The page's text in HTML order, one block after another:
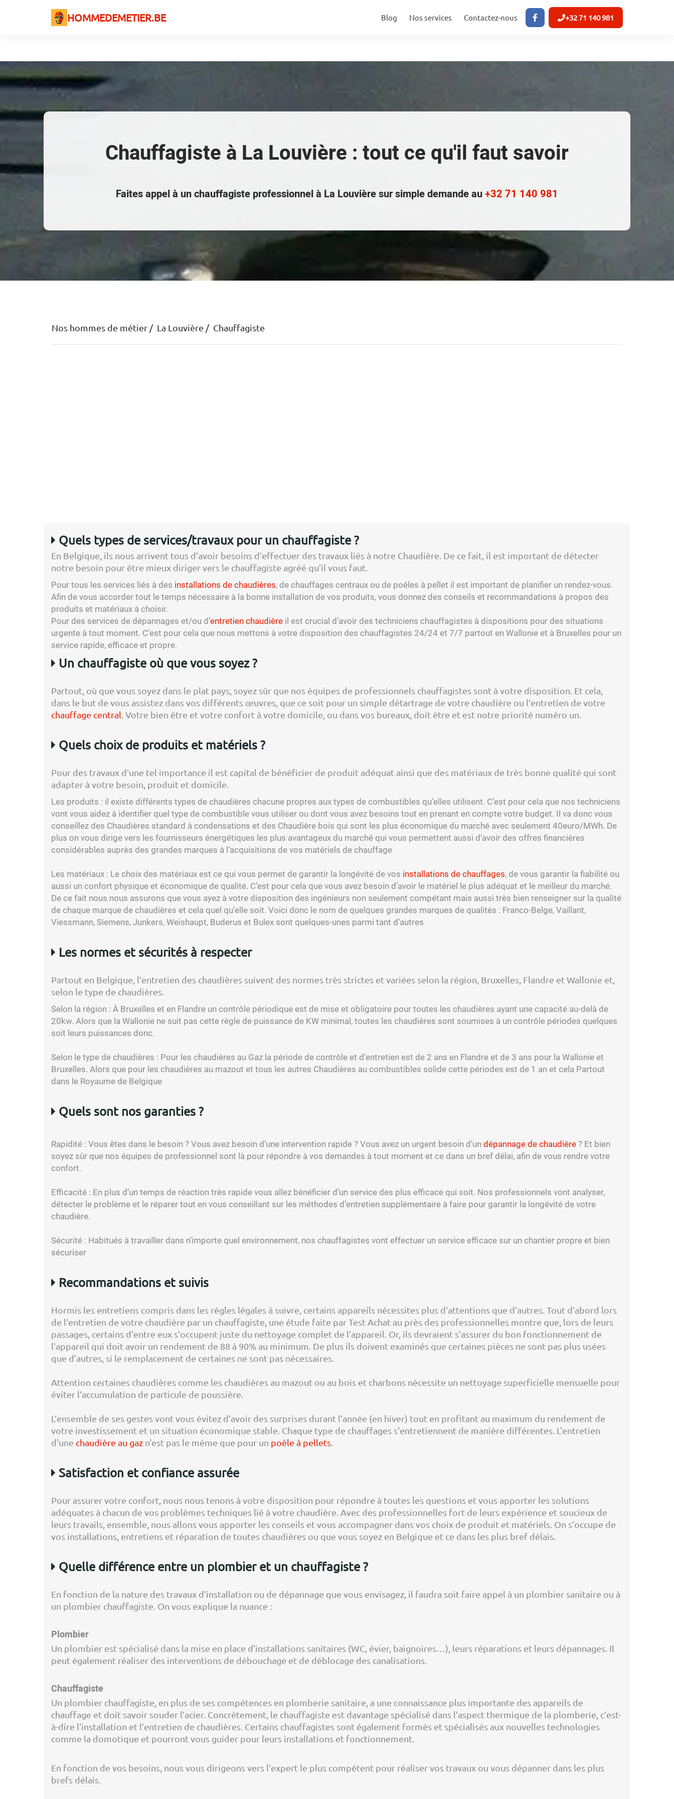
HOMMEDEMETIER.BE Blog Nos services Contactez-nous +32 71 140 981
Chauffagiste à La Louvière : tout ce qu'il faut savoir
Faites appel à un chauffagiste professionnel à La Louvière sur simple demande au+32 71 140 981
Nos hommes de métier La Louvière Chauffagiste
Quels types de services/travaux pour un chauffagiste ?
En Belgique, ils nous arrivent tous d’avoir besoins d’effectuer des travaux liés à notre Chaudière. De ce fait, il est important de détecter
notre besoin pour être mieux diriger vers le chauffagiste agréé qu’il vous faut.
Pour tous les services liés à des installations de chaudières, de chauffages centraux ou de poêles à pellet il est important de planifier un rendez-vous.
Afin de vous accorder tout le temps nécessaire à la bonne installation de vos produits, vous donnez des conseils et recommandations à propos des
produits et matériaux à choisir.
Pour des services de dépannages et/ou d’entretien chaudière il est crucial d’avoir des techniciens chauffagistes à dispositions pour des situations
urgente à tout moment. C’est pour cela que nous mettons à votre disposition des chauffagistes 24/24 et 7/7 partout en Wallonie et à Bruxelles pour un
service rapide, efficace et propre.
Un chauffagiste où que vous soyez ?
Partout, où que vous soyez dans le plat pays, soyez sûr que nos équipes de professionnels chauffagistes sont à votre disposition. Et cela,
dans le but de vous assistez dans vos différents œuvres, que ce soit pour un simple détartrage de votre chaudière ou l’entretien de votre
chauffage central . Votre bien être et votre confort à votre domicile, ou dans vos bureaux, doit être et est notre priorité numéro un.
Quels choix de produits et matériels ?
Pour des travaux d’une tel importance il est capital de bénéficier de produit adéquat ainsi que des matériaux de très bonne qualité qui sont
adapter à votre besoin, produit et domicile.
Les produits : il existe différents types de chaudières chacune propres aux types de combustibles qu’elles utilisent. C’est pour cela que nos techniciens
vont vous aidez à identifier quel type de combustible vous utiliser ou dont vous avez besoins tout en prenant en compte votre budget. Il va donc vous
conseillez des Chaudières standard à condensations et des Chaudière bois qui sont les plus économique du marché avec seulement 40euro/MWh. De
plus on vous dirige vers les fournisseurs énergétiques les plus avantageux du marché qui vous permettent aussi d’avoir des offres financières
considérables auprès des grandes marques à l’acquisitions de vos matériels de chauffage
Les matériaux : Le choix des matériaux est ce qui vous permet de garantir la longévité de vos installations de chauffages, de vous garantir la fiabilité ou
aussi un confort physique et économique de qualité. C’est pour cela que vous avez besoin d’avoir le matériel le plus adéquat et le meilleur du marché.
De ce fait nous nous assurons que vous ayez à votre disposition des ingénieurs non seulement compétant mais aussi très bien renseigner sur la qualité
de chaque marque de chaudières et cela quel qu’elle soit. Voici donc le nom de quelques grandes marques de qualités : Franco-Belge, Vaillant,
Viessmann, Siemens, Junkers, Weishaupt, Buderus et Bulex sont quelques-unes parmi tant d’autres
Les normes et sécurités à respecter
Partout en Belgique, l’entretien des chaudières suivent des normes très strictes et variées selon la région, Bruxelles, Flandre et Wallonie et,
selon le type de chaudières.
Selon la région : À Bruxelles et en Flandre un contrôle périodique est de mise et obligatoire pour toutes les chaudières ayant une capacité au-delà de
20kw. Alors que la Wallonie ne suit pas cette règle de puissance de KW minimal, toutes les chaudières sont soumises à un contrôle périodes quelques
soit leurs puissances donc.
Selon le type de chaudières : Pour les chaudières au Gaz la période de contrôle et d’entretien est de 2 ans en Flandre et de 3 ans pour la Wallonie et
Bruxelles. Alors que pour les chaudières au mazout et tous les autres Chaudières au combustibles solide cette périodes est de 1 an et cela Partout
dans le Royaume de Belgique
Quels sont nos garanties ?
Rapidité : Vous êtes dans le besoin ? Vous avez besoin d’une intervention rapide ? Vous avez un urgent besoin d'un dépannage de chaudière ? Et bien
soyez sûr que nos équipes de professionnel sont là pour répondre à vos demandes à tout moment et ce dans un bref délai, afin de vous rendre votre
confort.
Efficacité : En plus d’un temps de réaction très rapide vous allez bénéficier d’un service des plus efficace qui soit. Nos professionnels vont analyser,
détecter le problème et le réparer tout en vous conseillant sur les méthodes d’entretien supplémentaire à faire pour garantir la longévité de votre
chaudière.
Sécurité : Habitués à travailler dans n’importe quel environnement, nos chauffagistes vont effectuer un service efficace sur un chantier propre et bien
sécuriser
Recommandations et suivis
Hormis les entretiens compris dans les règles légales à suivre, certains appareils nécessites plus d’attentions que d’autres. Tout d’abord lors
de l’entretien de votre chaudière par un chauffagiste, une étude faite par Test Achat au près des professionnelles montre que, lors de leurs
passages, certains d’entre eux s’occupent juste du nettoyage complet de l’appareil. Or, ils devraient s’assurer du bon fonctionnement de
l’appareil qui doit avoir un rendement de 88 à 90% au minimum. De plus ils doivent examinés que certaines pièces ne sont pas plus usées
que d’autres, si le remplacement de certaines ne sont pas nécessaires.
Attention certaines chaudières comme les chaudières au mazout ou au bois et charbons nécessite un nettoyage superficielle mensuelle pour
éviter l’accumulation de particule de poussière.
L’ensemble de ses gestes vont vous évitez d’avoir des surprises durant l’année (en hiver) tout en profitant au maximum du rendement de
votre investissement et un situation économique stable. Chaque type de chauffages s'entretiennent de manière différentes. L'entretien
d'une chaudière au gaz n'est pas le même que pour un poêle à pellets
Satisfaction et confiance assurée
Pour assurer votre confort, nous nous tenons à votre disposition pour répondre à toutes les questions et vous apporter les solutions
adéquates à chacun de vos problèmes techniques lié à votre chaudière. Avec des professionnelles fort de leurs expérience et soucieux de
leurs travails, ensemble, nous allons vous apporter les conseils et vous accompagner dans vos choix de produit et matériels. On s’occupe de
vos installations, entretiens et réparation de toutes chaudières ou que vous soyez en Belgique et ce dans les plus bref délais.
Quelle différence entre un plombier et un chauffagiste ?
En fonction de la nature des travaux d’installation ou de dépannage que vous envisagez, il faudra soit faire appel à un plombier sanitaire ou à
un plombier chauffagiste. On vous explique la nuance :
Plombier
Un plombier est spécialisé dans la mise en place d’installations sanitaires (WC, évier, baignoires…), leurs réparations et leurs dépannages. Il
peut également réaliser des interventions de débouchage et de déblocage des canalisations.
Chauffagiste
Un plombier chauffagiste, en plus de ses compétences en plomberie sanitaire, a une connaissance plus importante des appareils de
chauffage et doit savoir souder l’acier. Concrètement, le chauffagiste est davantage spécialisé dans l’aspect thermique de la plomberie, c’est-
à-dire l’installation et l’entretien de chaudières. Certains chauffagistes sont également formés et spécialisés aux nouvelles technologies
comme la domotique et pourront vous guider pour leurs installations et fonctionnement.
En fonction de vos besoins, nous vous dirigeons vers l’expert le plus compétent pour réaliser vos travaux ou vous dépanner dans les plus
brefs délais.